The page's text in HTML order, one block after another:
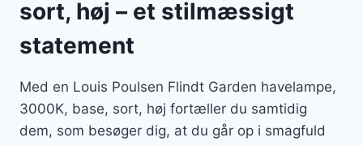
sort, høj – et stilmæssigt
statement
Med en Louis Poulsen Flindt Garden havelampe,
3000K, base, sort, høj fortæller du samtidig
dem, som besøger dig, at du går op i smagfuld